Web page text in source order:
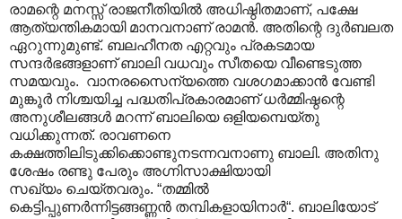
രാമന്റെ മനസ്സ് രാജനീതിയിൽ അധിഷ്ഠിതമാണ്, പക്ഷേ
ആത്യന്തികമായി മാനവനാണ് രാമൻ. അതിന്റെ ദുർബലത
ഏറുന്നുമുണ്ട്. ബലഹീനത എറ്റവും പ്രകടമായ
സന്ദർഭങ്ങളാണ് ബാ‍ലി വധവും സീതയെ വീണ്ടെടുത്ത
സമയവും. വാനരസൈന്യത്തെ വശഗമാക്കാൻ വേണ്ടി
മുങ്കൂർ നിശ്ചയിച്ച പദ്ധതിപ്രകാരമാണ് ധർമ്മിഷ്ഠന്റെ
അനുശീലങ്ങൾ മറന്ന് ബാലിയെ ഒളിയമ്പെയ്തു
വധിക്കുന്നത്. രാവണനെ
കക്ഷത്തിലിടുക്കിക്കൊണ്ടുനടന്നവനാണു ബാലി. അതിനു
ശേഷം രണ്ടു പേരും അഗ്നിസാക്ഷിയായി
സഖ്യം ചെയ്തവരും. “തമ്മിൽ
കെട്ടിപ്പുണർന്നിട്ടങ്ങണ്ണൻ തമ്പികളായിനാർ“. ബാലിയോട്